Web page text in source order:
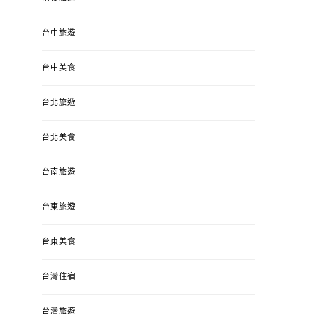
台中旅遊
台中美食
台北旅遊
台北美食
台南旅遊
台東旅遊
台東美食
台灣住宿
台灣旅遊